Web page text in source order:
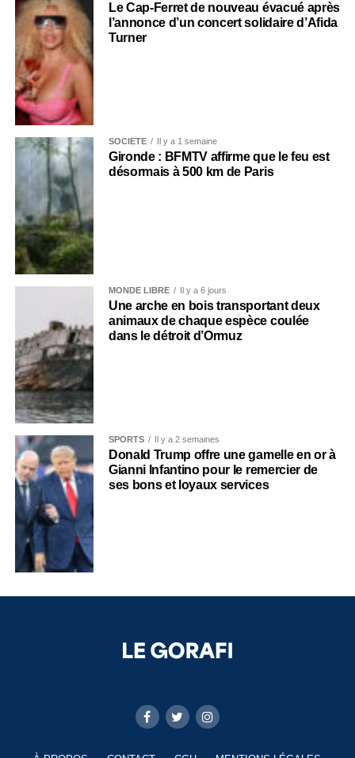
Le Cap-Ferret de nouveau évacué après
l’annonce d’un concert solidaire d’Afida
Turner
SOCIÉTÉ Il y a 1 semaine
Gironde : BFMTV affirme que le feu est
désormais à 500 km de Paris
MONDE LIBRE Il y a 6 jours
Une arche en bois transportant deux
animaux de chaque espèce coulée
dans le détroit d’Ormuz
SPORTS Il y a 2 semaines
Donald Trump offre une gamelle en or à
Gianni Infantino pour le remercier de
ses bons et loyaux services